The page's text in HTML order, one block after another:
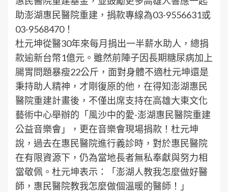
助澎湖惠民醫院重建，捐款專線為03-9556631或
03-9568470！
杜元坤從醫30年來每月捐出一半薪水助人，總捐
款逾新台幣1億元。雖然前陣子因長期糖尿病加上
腸胃問題暴瘦22公斤，面對身體不適杜元坤還是
秉持助人精神，才剛復原的他，在得知澎湖惠民
醫院重建計畫後，不僅出席支持在高雄大東文化
藝術中心舉辦的「風沙中的愛-澎湖惠民醫院重建
公益音樂會」，更在音樂會現場捐款！杜元坤
說，過去在惠民醫院進行義診時，對於惠民醫院
在有限資源下，仍為當地長者無私奉獻與努力相
當敬佩。杜元坤表示：「澎湖人教我怎麼做好醫
師，惠民醫院教我怎麼做個溫暖的醫師！」